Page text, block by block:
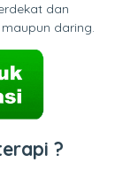
dan
daring.
?